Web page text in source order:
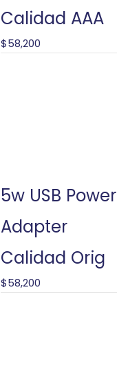
Calidad AAA
$58,200
5w USB Power
Adapter
Calidad Orig
$58,200